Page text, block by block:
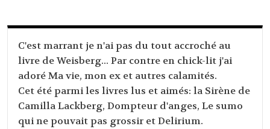
C'est marrant je n'ai pas du tout accroché au
livre de Weisberg... Par contre en chick-lit j'ai
adoré Ma vie, mon ex et autres calamités.
Cet été parmi les livres lus et aimés: la Sirène de
Camilla Lackberg, Dompteur d'anges, Le sumo
qui ne pouvait pas grossir et Delirium.